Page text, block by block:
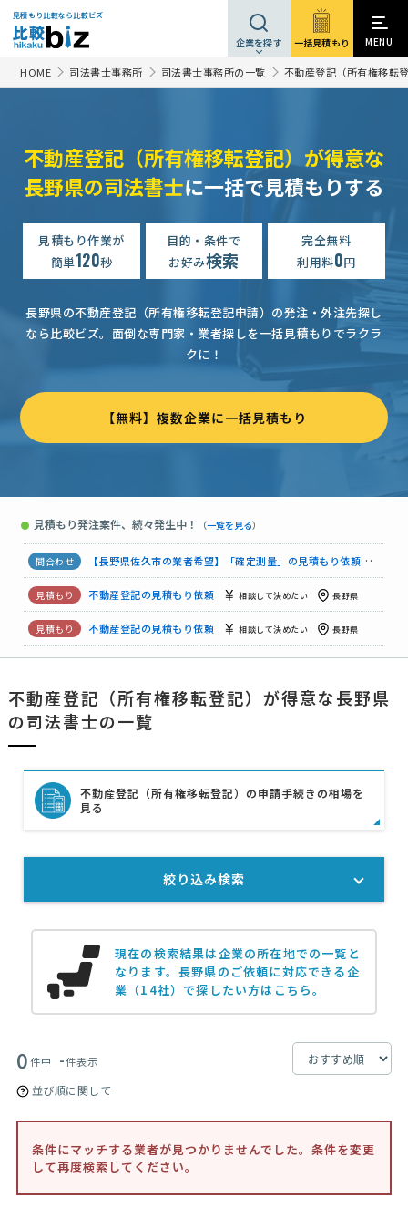
見積もり比較なら比較ビズ
企業を探す 一括見積もり MENU
HOME 司法書士事務所 司法書士事務所の一覧 不動産登記（所有権移転
不動産登記（所有権移転登記）が得意な
長野県の司法書士に一括で見積もりする
見積もり作業が
簡単120秒
目的・条件で
お好み検索
完全無料
利用料0円
長野県の不動産登記（所有権移転登記申請）の発注・外注先探し
なら比較ビズ。 面倒な専門家・業者探しを一括見積もりでラクラ
クに！
【無料】複数企業に一括見積もり
● 見積もり発注案件、続々発生中！ （一覧を見る）
【長野県佐久市の業者希望】「確定測量」の見積もり依頼
不動産登記の見積もり依頼 相談して決めたい 長野県
駐車場売却に伴う測量・登記見積依頼（長野県） 予算上限なし
不動産登記の見積もり依頼
法人から個人への不動産登記移転手続き依頼 5万円まで
不動産登記の見積もり依頼 予算上限なし
不動産登記の見積もり依頼 予算上限なし 長野県
不動産登記の見積もり依頼 予算上限なし
【長野県佐久市の業者希望】「確定測量」の見積もり依頼
不動産登記の見積もり依頼 相談して決めたい 長野県
不動産登記の見積もり依頼 相談して決めたい 長野県
駐車場売却に伴う測量・登記見積依頼（長野県）
不動産登記の見積もり依頼 予算上限なし 長野県
法人から個人への不動産登記移転手続き依頼
不動産登記（所有権移転登記）が得意な長野県
の司法書士の一覧
現在の検索結果は企業の所在地での一覧と
なります。長野県のご依頼に対応できる企
業（14社）で探したい方はこちら。
0件中 -件表示
並び順に関して
条件にマッチする業者が見つかりませんでした。条件を変更
して再度検索してください。
不動産登記（所有権移転登記）の申請手続きの相場を
見る
絞り込み検索